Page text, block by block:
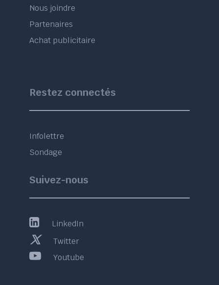
Nous joindre
Partenaires
Achat publicitaire
Restez connectés
Infolettre
Sondage
Suivez-nous
LinkedIn
Twitter
Youtube